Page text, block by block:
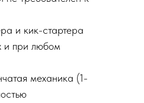
и кик-стартера
и при любом
механика (1-